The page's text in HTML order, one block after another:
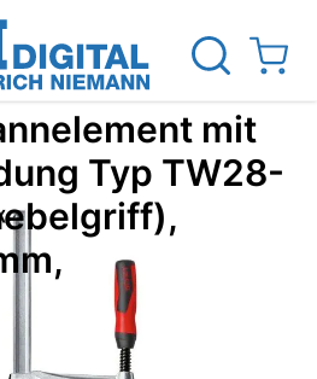
Standorte News Blog
View
mit
Typ TW28-